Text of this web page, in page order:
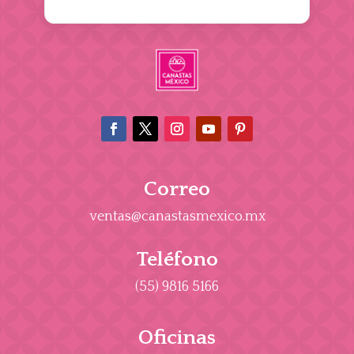
Correo
ventas@canastasmexico.mx
Teléfono
(55) 9816 5166
Oficinas